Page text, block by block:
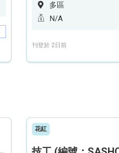
多區
N/A
刊登於 2日前
花紅